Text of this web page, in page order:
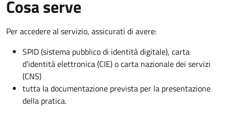
Cosa serve
Per accedere al servizio, assicurati di avere:
SPID (sistema pubblico di identità digitale), carta
d’identità elettronica (CIE) o carta nazionale dei servizi
(CNS)
tutta la documentazione prevista per la presentazione
della pratica.